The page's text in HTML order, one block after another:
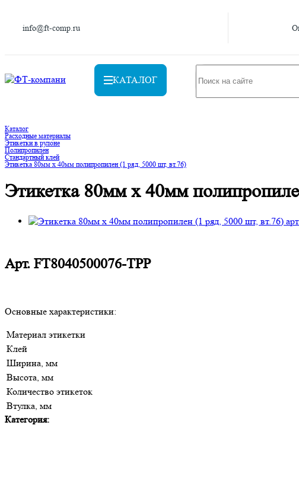
info@ft-comp.ru
КАТАЛОГ
Каталог
Расходные материалы
Этикетки в рулоне
Полипропилен
Стандартный клей
Этикетка 80мм х 40мм полипропилен (1 ряд, 5000 шт, вт.76)
Этикетка 80мм х 40мм
Арт. FT8040500076-TPP
Основные характеристики:
Материал этикетки
Клей
Ширина, мм
Высота, мм
Количество этикеток
Втулка, мм
Категория: